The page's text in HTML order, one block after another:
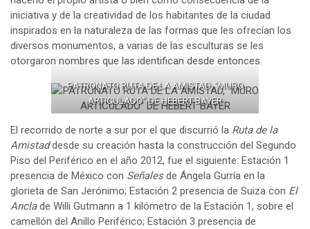
iniciativa y de la creatividad de los habitantes de la ciudad
inspirados en la naturaleza de las formas que les ofrecían los
diversos monumentos, a varias de las esculturas se les
otorgaron nombres que las identifican desde entonces.
PATRONATO RUTA DE LA AMISTAD, “MURO
ARTICULADO” DE HEBERT BAYER
El recorrido de norte a sur por el que discurrió la Ruta de la
Amistaddesde su creación hasta la construcción del Segundo
Piso del Periférico en el año 2012, fue el siguiente: Estación 1
presencia de México con Señalesde Ángela Gurría en la
glorieta de San Jerónimo; Estación 2 presencia de Suiza con El
Anclade Willi Gutmann a 1 kilómetro de la Estación 1, sobre el
camellón del Anillo Periférico; Estación 3 presencia de